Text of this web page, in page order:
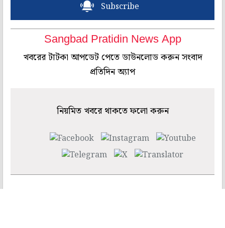
Subscribe
Sangbad Pratidin News App
খবরের টাটকা আপডেট পেতে ডাউনলোড করুন সংবাদ
প্রতিদিন অ্যাপ
নিয়মিত খবরে থাকতে ফলো করুন